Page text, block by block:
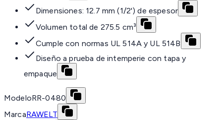
Dimensiones: 12.7 mm (1/2') de espesor
Volumen total de 275.5 cm³
Cumple con normas UL 514A y UL 514B
Diseño a prueba de intemperie con tapa y
empaque
ModeloRR-0480
MarcaRAWELT